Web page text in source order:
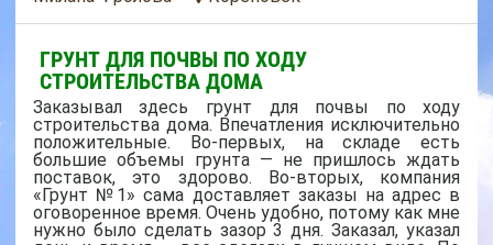
ГРУНТ ДЛЯ ПОЧВЫ ПО ХОДУ
СТРОИТЕЛЬСТВА ДОМА
Заказывал здесь грунт для почвы по ходу
строительства дома. Впечатления исключительно
положительные. Во-первых, на складе есть
большие объемы грунта — не пришлось ждать
поставок, это здорово. Во-вторых, компания
«Грунт №1» сама доставляет заказы на адрес в
оговоренное время. Очень удобно, потому как мне
нужно было сделать зазор 3 дня. Заказал, указал